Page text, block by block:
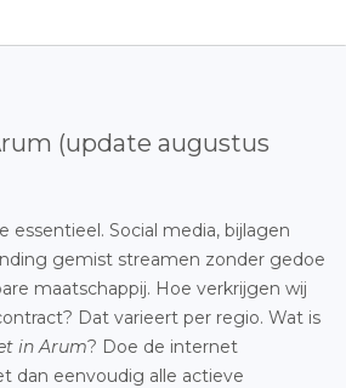
(update augustus
essentieel. Social media, bijlagen
gemist streamen zonder gedoe
maatschappij. Hoe verkrijgen wij
Dat varieert per regio. Wat is
in Arum? Doe de internet
dan eenvoudig alle actieve